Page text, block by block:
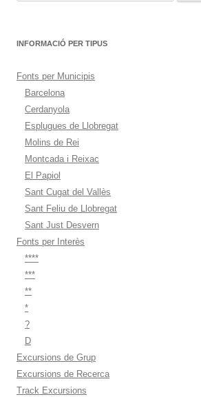
INFORMACIÓ PER TIPUS
Fonts per Municipis
Barcelona
Cerdanyola
Esplugues de Llobregat
Molins de Rei
Montcada i Reixac
El Papiol
Sant Cugat del Vallès
Sant Feliu de Llobregat
Sant Just Desvern
Fonts per Interès
****
***
**
*
?
D
Excursions de Grup
Excursions de Recerca
Track Excursions